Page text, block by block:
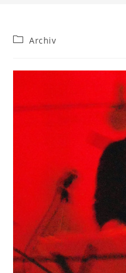
Beitrags-
Archiv